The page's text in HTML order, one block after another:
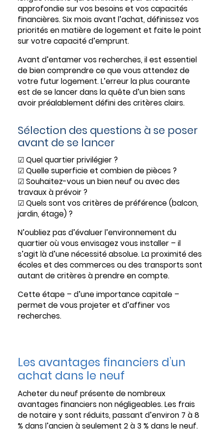
approfondie sur vos besoins et vos capacités
financières. Six mois avant l’achat, définissez vos
priorités en matière de logement et faite le point
sur votre capacité d’emprunt.
Avant d’entamer vos recherches, il est essentiel
de bien comprendre ce que vous attendez de
votre futur logement. L’erreur la plus courante
est de se lancer dans la quête d’un bien sans
avoir préalablement défini des critères clairs.
Sélection des questions à se poser
avant de se lancer
☑ Quel quartier privilégier ?
☑ Quelle superficie et combien de pièces ?
☑ Souhaitez-vous un bien neuf ou avec des
travaux à prévoir ?
☑ Quels sont vos critères de préférence (balcon,
jardin, étage) ?
N’oubliez pas d’évaluer l’environnement du
quartier où vous envisagez vous installer – il
s’agit là d’une nécessité absolue. La proximité des
écoles et des commerces ou des transports sont
autant de critères à prendre en compte.
Cette étape – d’une importance capitale –
permet de vous projeter et d’affiner vos
recherches.
Les avantages financiers d’un
achat dans le neuf
Acheter du neuf présente de nombreux
avantages financiers non négligeables. Les frais
de notaire y sont réduits, passant d’environ 7 à 8
% dans l’ancien à seulement 2 à 3 % dans le neuf.